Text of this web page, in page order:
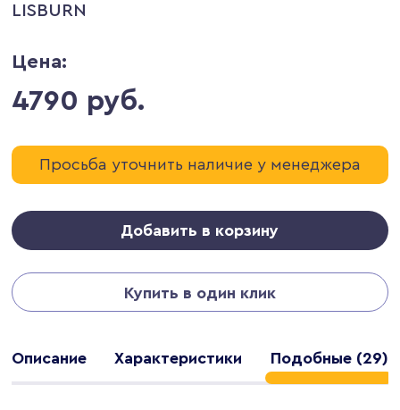
LISBURN
Цена:
4790 руб.
Просьба уточнить наличие у менеджера
Добавить в корзину
Купить в один клик
Описание Характеристики Подобные (29)